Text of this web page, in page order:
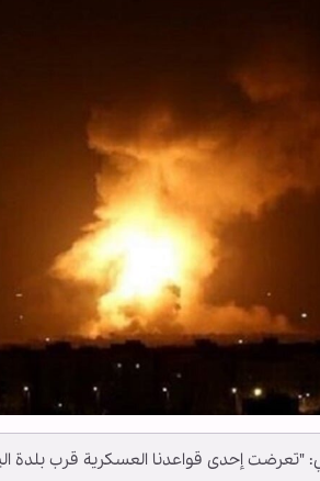
"تعرضت إحدى قواعدنا العسكرية قرب بلدة